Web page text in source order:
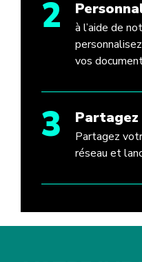
2
à l’aide de
vos
3 Partagez
Partagez
réseau et